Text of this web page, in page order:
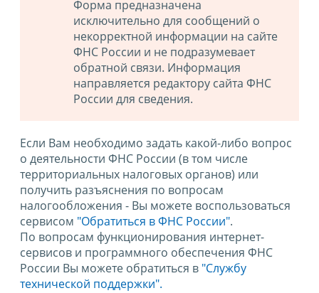
Форма предназначена
исключительно для сообщений о
некорректной информации на сайте
ФНС России и не подразумевает
обратной связи. Информация
направляется редактору сайта ФНС
России для сведения.
Если Вам необходимо задать какой-либо вопрос
о деятельности ФНС России (в том числе
территориальных налоговых органов) или
получить разъяснения по вопросам
налогообложения - Вы можете воспользоваться
сервисом "Обратиться в ФНС России".
По вопросам функционирования интернет-
сервисов и программного обеспечения ФНС
России Вы можете обратиться в "Службу
технической поддержки".